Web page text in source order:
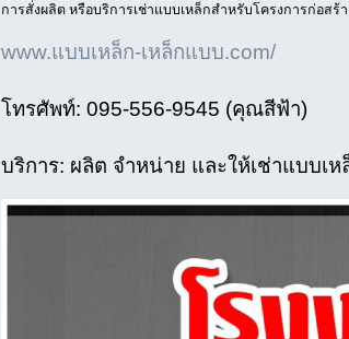
การสั่งผลิต หรือบริการเช่าแบบเหล็กสำหรับโครงการก่อสร้
www.แบบเหล็ก-เหล็กแบบ.com/
โทรศัพท์: 095-556-9545 (คุณสีฟ้า)
บริการ: ผลิต จำหน่าย และให้เช่าแบบเ